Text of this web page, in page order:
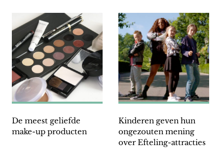
De meest geliefde
make-up producten
Kinderen geven hun
ongezouten mening
over Efteling-attracties